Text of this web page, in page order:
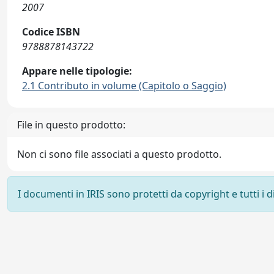
2007
Codice ISBN
9788878143722
Appare nelle tipologie:
2.1 Contributo in volume (Capitolo o Saggio)
File in questo prodotto:
Non ci sono file associati a questo prodotto.
I documenti in IRIS sono protetti da copyright e tutti i